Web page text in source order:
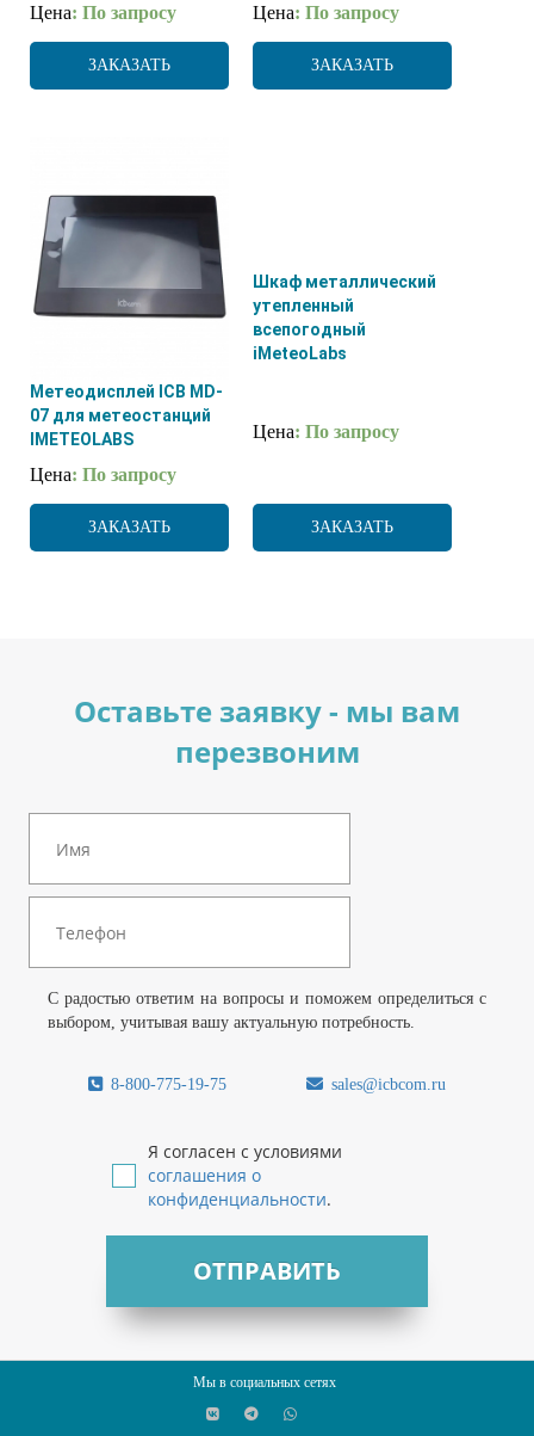
Цена: По запросу
ЗАКАЗАТЬ
Цена: По запросу
ЗАКАЗАТЬ
Метеодисплей ICB MD-
07 для метеостанций
IMETEOLABS
Цена: По запросу
ЗАКАЗАТЬ
Шкаф металлический
утепленный
всепогодный
iMeteoLabs
Цена: По запросу
ЗАКАЗАТЬ
Оставьте заявку - мы вам
перезвоним
С радостью ответим на вопросы и поможем определиться с
выбором, учитывая вашу актуальную потребность.
8-800-775-19-75 sales@icbcom.ru
Я согласен с условиями
соглашения о
конфиденциальности.
ОТПРАВИТЬ
Мы в социальных сетях